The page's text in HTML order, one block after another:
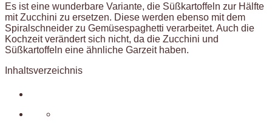
Es ist eine wunderbare Variante, die Süßkartoffeln zur Hälfte
mit Zucchini zu ersetzen. Diese werden ebenso mit dem
Spiralschneider zu Gemüsespaghetti verarbeitet. Auch die
Kochzeit verändert sich nicht, da die Zucchini und
Süßkartoffeln eine ähnliche Garzeit haben.
Inhaltsverzeichnis